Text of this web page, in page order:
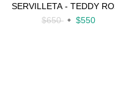
SERVILLETA - TEDDY
$650
$550